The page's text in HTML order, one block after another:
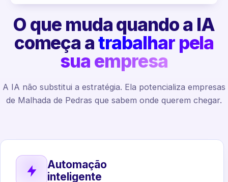
O que muda quando a IA
começa atrabalhar pela
sua empresa
A IA não substitui a estratégia. Ela potencializa empresas
de Malhada de Pedras que sabem onde querem chegar.
Automação
inteligente